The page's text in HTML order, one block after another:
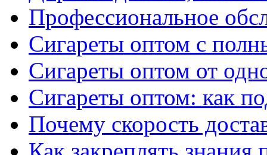
Профессиональное
Сигареты оптом с
Сигареты оптом от
Сигареты оптом: как
Почему скорость